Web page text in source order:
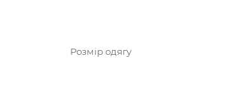
Розмір одягу